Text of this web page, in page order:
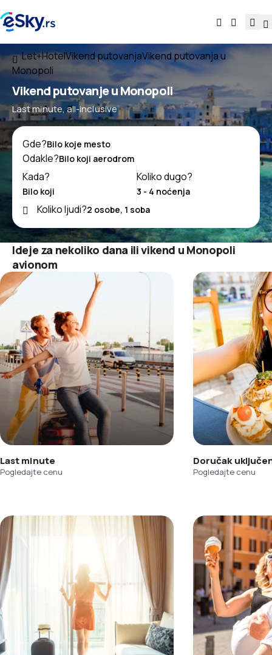
Let+HotelVikend putovanjaVikend putovanja u
Monopoli
Vikend putovanje u Monopoli
Last minute, all-inclusive
Gde?
Odakle?
Kada?
Koliko dugo?
Koliko ljudi?
Ideje za nekoliko dana ili vikend u Monopoli
avionom
Last minute
Pogledajte cenu
Doručak
Pogledajte cenu